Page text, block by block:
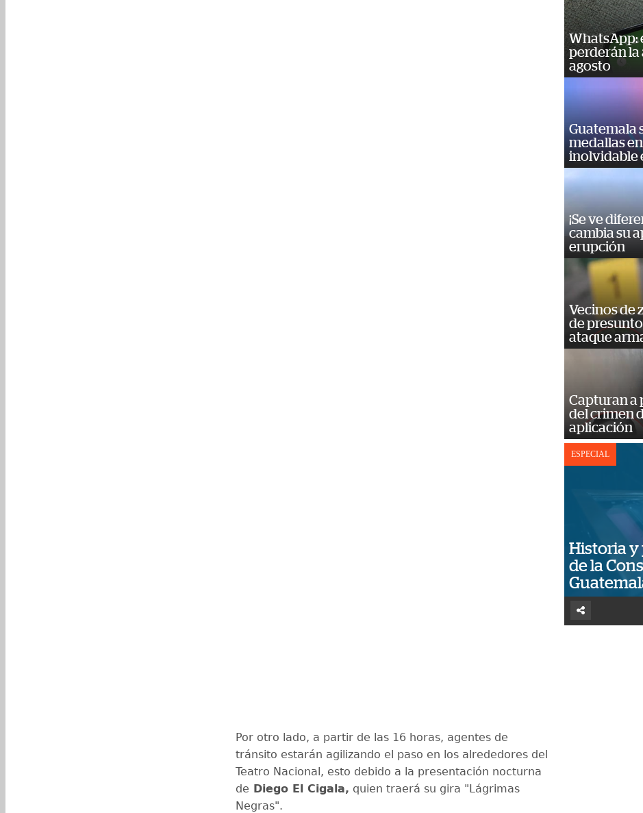
Por otro lado, a partir de las 16 horas, agentes de
tránsito estarán agilizando el paso en los alrededores del
Teatro Nacional, esto debido a la presentación nocturna
de Diego El Cigala, quien traerá su gira "Lágrimas
Negras".
WhatsApp:
perderán la
agosto
Guatemala
medallas
inolvidable
¡Se ve
cambia su
erupción
Vecinos de
de
ataque
Capturan a
del crimen
aplicación
ESPECIAL
Historia y
de la